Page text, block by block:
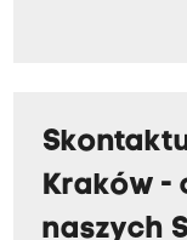
Kraków -
naszych